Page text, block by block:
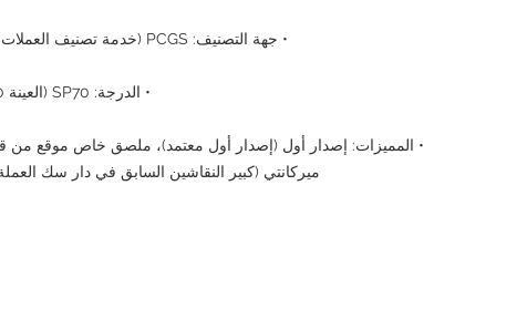
• جهة التصنيف: PCGS (خدمة تصنيف العملات الاحترافية)
• الدرجة: SP70 (العينة 70، ممتازة)
• المميزات: إصدار أول (إصدار أول معتمد)، ملصق خاص موقع من
ميركانتي (كبير النقاشين السابق في دار سك